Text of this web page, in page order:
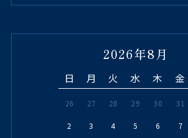
2026年8月
日 月 火 水 木 金
26 27 28 29 30 31
2 3 4 5 6 7